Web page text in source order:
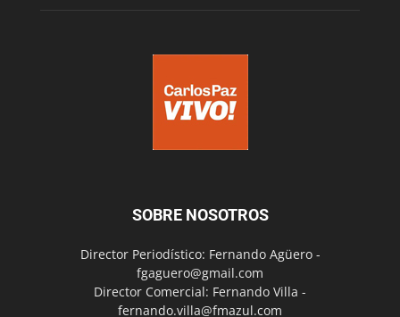
SOBRE NOSOTROS
Director Periodístico: Fernando Agüero -
fgaguero@gmail.com
Director Comercial: Fernando Villa -
fernando.villa@fmazul.com